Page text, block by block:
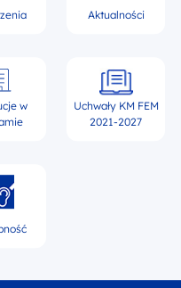
Aktualności
w
Uchwały KM FEM
2021-2027